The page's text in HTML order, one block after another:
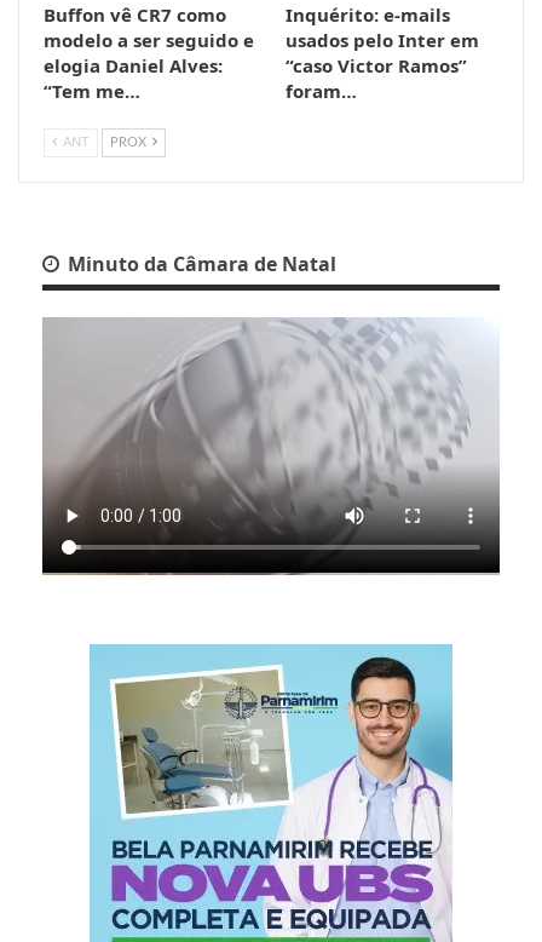
Buffon vê CR7 como
modelo a ser seguido e
elogia Daniel Alves:
“Tem me…
Inquérito: e-mails
usados pelo Inter em
“caso Victor Ramos”
foram…
ANT PROX
Minuto da Câmara de Natal